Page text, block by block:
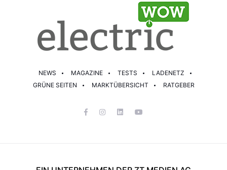
NEWS MAGAZINE TESTS
LADENETZ
GRÜNE SEITEN
MARKTÜBERSICHT RATGEBER